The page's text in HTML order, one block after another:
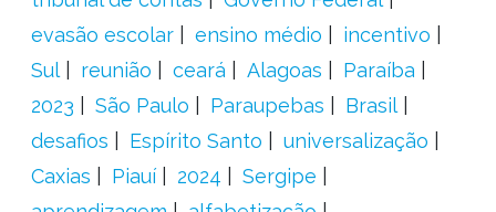
evasão escolar
ensino médio
incentivo
Sul
reunião ceará Alagoas
Paraíba
2023
São Paulo Paraupebas
Brasil
desafios
Espírito Santo
universalização
Caxias
Piauí 2024
Sergipe